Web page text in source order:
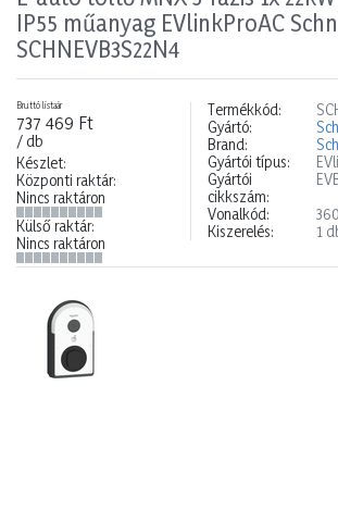
IP55 műanyag EVlinkProAC
SCHNEVB3S22N4
Bruttó listaár
737 469 Ft
/ db
Készlet:
Központi raktár:
Nincs raktáron
Külső raktár:
Nincs raktáron
Termékkód:
Gyártó:
Brand:
Gyártói típus:
Gyártói
cikkszám:
Vonalkód:
Kiszerelés:
1